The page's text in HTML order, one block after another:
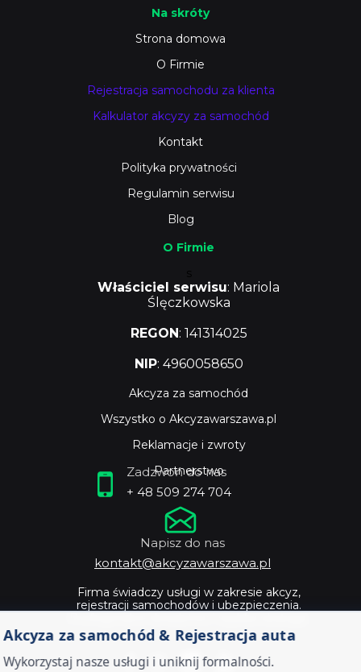
Akcyza za samochód & Rejestracja auta
Wykorzystaj nasze usługi i uniknij formalności.
Firma świadczy usługi w zakresie akcyz,
rejestracji samochodów i ubezpieczenia.
Zadzwoń do nas
+ 48 509 274 704
Napisz do nas
kontakt@akcyzawarszawa.pl
O Firmie
Właściciel serwisu: Mariola
Ślęczkowska
REGON: 141314025
NIP: 4960058650
Akcyza za samochód
Wszystko o Akcyzawarszawa.pl
Reklamacje i zwroty
Partnerstwo
Na skróty
Strona domowa
O Firmie
Rejestracja samochodu za klienta
Kalkulator akcyzy za samochód
Kontakt
Polityka prywatności
Regulamin serwisu
Blog